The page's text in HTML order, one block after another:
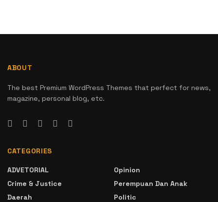
ABOUT
The best Premium WordPress Themes that perfect for news,
magazine, personal blog, etc.
CATEGORIES
ADVETORIAL
Crime & Justice
Daerah
Opinion
Perempuan Dan Anak
Politic